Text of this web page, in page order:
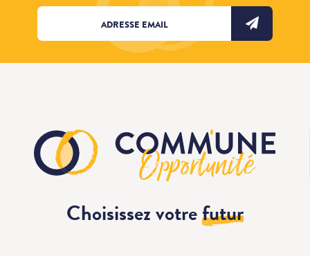
Choisissez votrefutur